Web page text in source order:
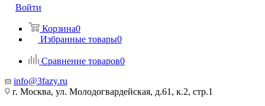
Войти
Корзина0
Избранные товары0
Сравнение товаров0
info@3fazy.ru
г. Москва, ул. Молодогвардейская, д.61, к.2, стр.1